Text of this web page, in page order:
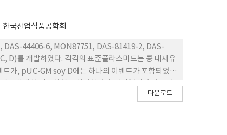
기 대한다.
한국산업식품공학회
DAS-44406-6, MON87751, DAS-81419-2, DAS-
D)를 개발하였다. 각각의 표준플라스미드는 콩 내재유
가, pUC-GM soy D에는 하나의 이벤트가 포함되었
한 표준곡선은 20, 200, 2000, 20000, 200000 copies
다운로드